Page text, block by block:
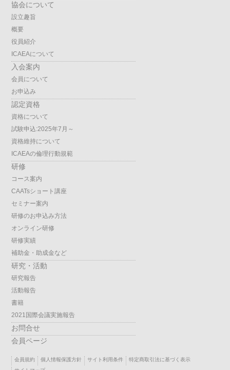
協会について
設立趣旨
概要
役員紹介
ICAEAについて
入会案内
会員について
お申込み
認定資格
資格について
試験申込:2025年7月～
資格維持について
ICAEAの倫理行動規範
研修
コース案内
CAATsショート講座
セミナー案内
研修のお申込み方法
オンライン研修
研修実績
補助金・助成金など
研究・活動
研究報告
活動報告
書籍
2021国際会議実施報告
お問合せ
会員ページ
会員規約 個人情報保護方針 サイト利用条件
特定商取引法に基づく表示